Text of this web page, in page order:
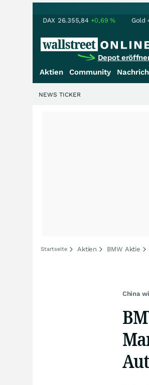
DAX 26.355,84 +0,69% Gold
Depot
Aktien Community
NEWS TICKER
Startseite Aktien BMW Aktie
China